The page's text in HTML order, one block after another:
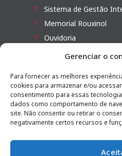
Gerenciar o
Para fornecer as melhores
cookies para armazenar e/ou
consentimento para essas
dados como comportamento de
site. Não consentir ou retirar o
negativamente certos recursos e
Sistema de Gestão
Memorial Rouxinol
Ouvidoria
Fale Conosco
Sistema de Gestão
Programa de
Código de Ética e